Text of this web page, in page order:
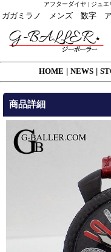
アフターダイヤ | ジュ
ガガミラノ メンズ 数字 ア
HOME NEWS
商品詳細